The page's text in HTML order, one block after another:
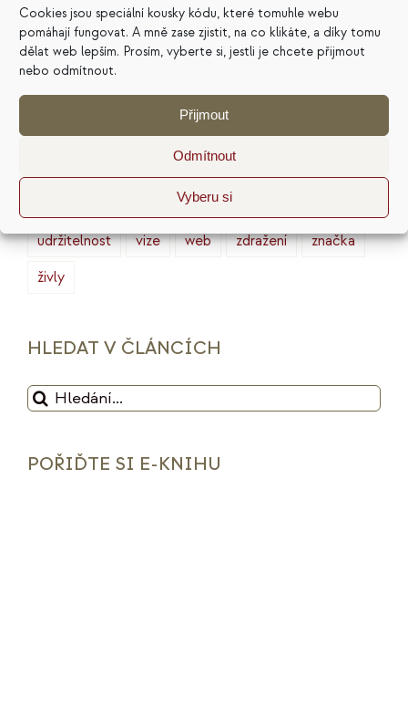
Cookies jsou speciální kousky kódu, které tomuhle webu
pomáhají fungovat. A mně zase zjistit, na co klikáte, a díky tomu
dělat web lepším. Prosím, vyberte si, jestli je chcete přijmout
nebo odmítnout.
Přijmout
Odmítnout
Vyberu si
finance
HSP ideální zákazník
introjekty
intuice
konkurence legacy
magie
marketing
masterminding
mindset
strategie
udržitelnost
vize web zdražení
značka
živly
HLEDAT V ČLÁNCÍCH
Hledat:
POŘIĎTE SI E-KNIHU